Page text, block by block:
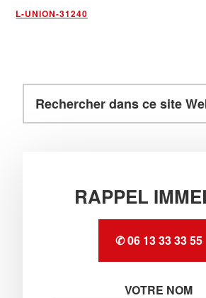
L-UNION-31240
Barre
latérale
dans
RAPPEL
✆ 06 13 33 33 55
VOTRE NOM